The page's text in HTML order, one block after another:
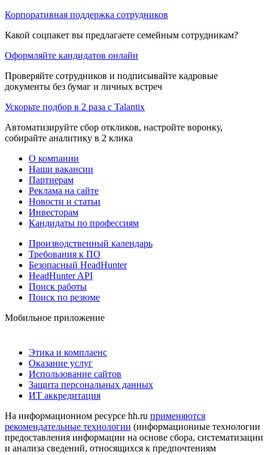
Корпоративная поддержка сотрудников
Какой соцпакет вы предлагаете семейным сотрудникам?
Оформляйте кандидатов онлайн
Проверяйте сотрудников и подписывайте кадровые
документы без бумаг и личных встреч
Ускорьте подбор в 2 раза с Talantix
Автоматизируйте сбор откликов, настройте воронку,
собирайте аналитику в 2 клика
О компании
Наши вакансии
Партнерам
Реклама на сайте
Новости и статьи
Инвесторам
Кандидаты по профессиям
Производственный календарь
Требования к ПО
Безопасный HeadHunter
HeadHunter API
Поиск работы
Поиск по резюме
Мобильное приложение
Этика и комплаенс
Оказание услуг
Использование сайтов
Защита персональных данных
ИТ аккредитация
На информационном ресурсе hh.ru применяются
рекомендательные технологии (информационные технологии
предоставления информации на основе сбора, систематизации
и анализа сведений, относящихся к предпочтениям